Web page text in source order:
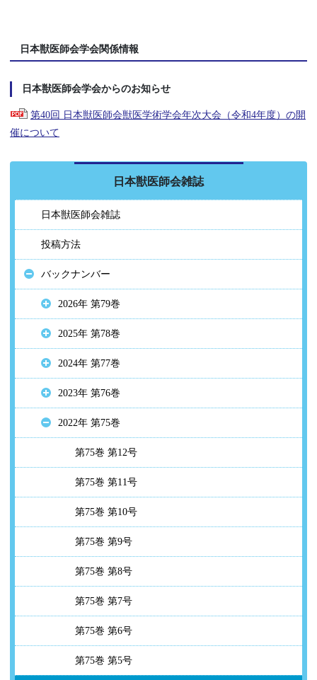
日本獣医師会学会関係情報
日本獣医師会学会からのお知らせ
第40回 日本獣医師会獣医学術学会年次大会（令和4年度）の開
催について
日本獣医師会雑誌
日本獣医師会雑誌
投稿方法
バックナンバー
2026年 第79巻
2025年 第78巻
2024年 第77巻
2023年 第76巻
2022年 第75巻
第75巻 第12号
第75巻 第11号
第75巻 第10号
第75巻 第9号
第75巻 第8号
第75巻 第7号
第75巻 第6号
第75巻 第5号